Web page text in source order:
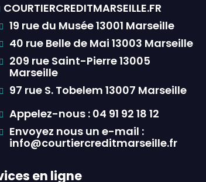
COURTIERCREDITMARSEILLE.FR
19 rue du Musée 13001 Marseille
40 rue Belle de Mai 13003 Marseille
209 rue Saint-Pierre 13005
Marseille
97 rue S. Tobelem 13007 Marseille
Appelez-nous : 04 91 92 18 12
Envoyez nous un e-mail :
info@courtiercreditmarseille.fr
en ligne